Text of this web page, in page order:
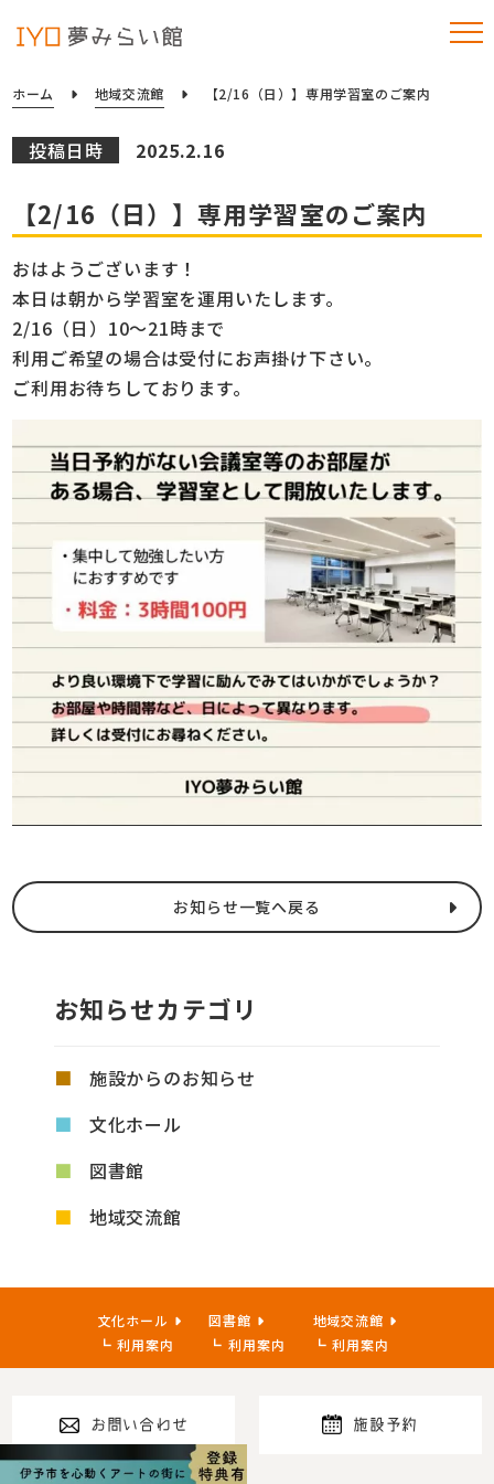
ホーム 地域交流館 【2/16（日）】専用学習室のご案内
投稿日時 2025.2.16
【2/16（日）】専用学習室のご案内
おはようございます！
本日は朝から学習室を運用いたします。
2/16（日）10～21時まで
利用ご希望の場合は受付にお声掛け下さい。
ご利用お待ちしております。
お知らせ一覧へ戻る
お知らせカテゴリ
施設からのお知らせ
文化ホール
図書館
地域交流館
文化ホール
利用案内
図書館
利用案内
地域交流館
利用案内
お問い合わせ 施設予約